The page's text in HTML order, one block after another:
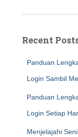
Recent
Panduan
Login Sambil
Panduan
Login Setiap
Menjelajahi